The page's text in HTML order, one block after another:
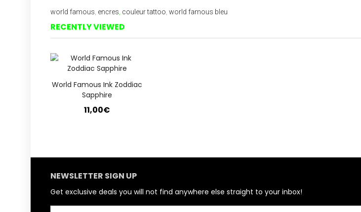
world famous encres couleur tattoo world famous bleu
RECENTLY VIEWED
World Famous Ink Zoddiac
Sapphire
11,00€
NEWSLETTER SIGN UP
Get exclusive deals you will not find anywhere else straight to your inbox!